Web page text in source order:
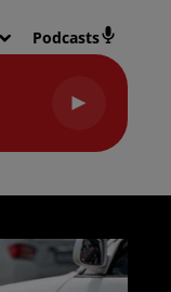
Podcasts